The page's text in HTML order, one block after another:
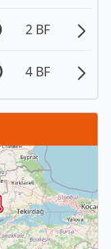
2 BF
4 BF